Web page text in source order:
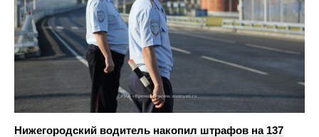
Нижегородский водитель накопил штрафов на 137